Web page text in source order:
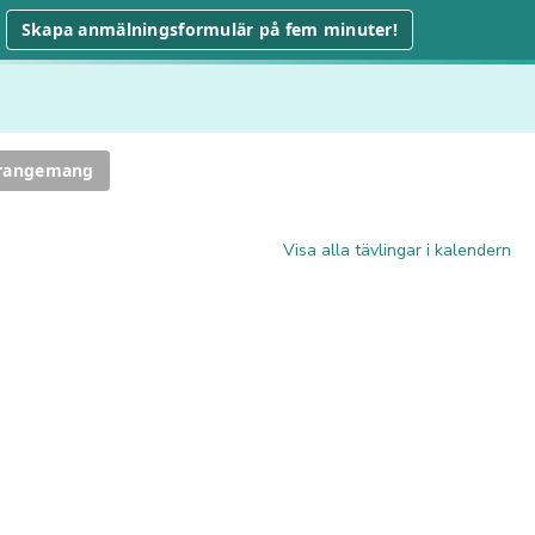
Skapa anmälningsformulär på fem minuter!
Visa alla tävlingar i kalendern